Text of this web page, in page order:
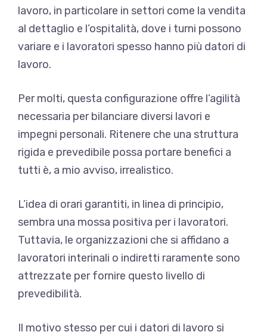
lavoro, in particolare in settori come la vendita
al dettaglio e l’ospitalità, dove i turni possono
variare e i lavoratori spesso hanno più datori di
lavoro.
Per molti, questa configurazione offre l’agilità
necessaria per bilanciare diversi lavori e
impegni personali. Ritenere che una struttura
rigida e prevedibile possa portare benefici a
tutti è, a mio avviso, irrealistico.
L’idea di orari garantiti, in linea di principio,
sembra una mossa positiva per i lavoratori.
Tuttavia, le organizzazioni che si affidano a
lavoratori interinali o indiretti raramente sono
attrezzate per fornire questo livello di
prevedibilità.
Il motivo stesso per cui i datori di lavoro si